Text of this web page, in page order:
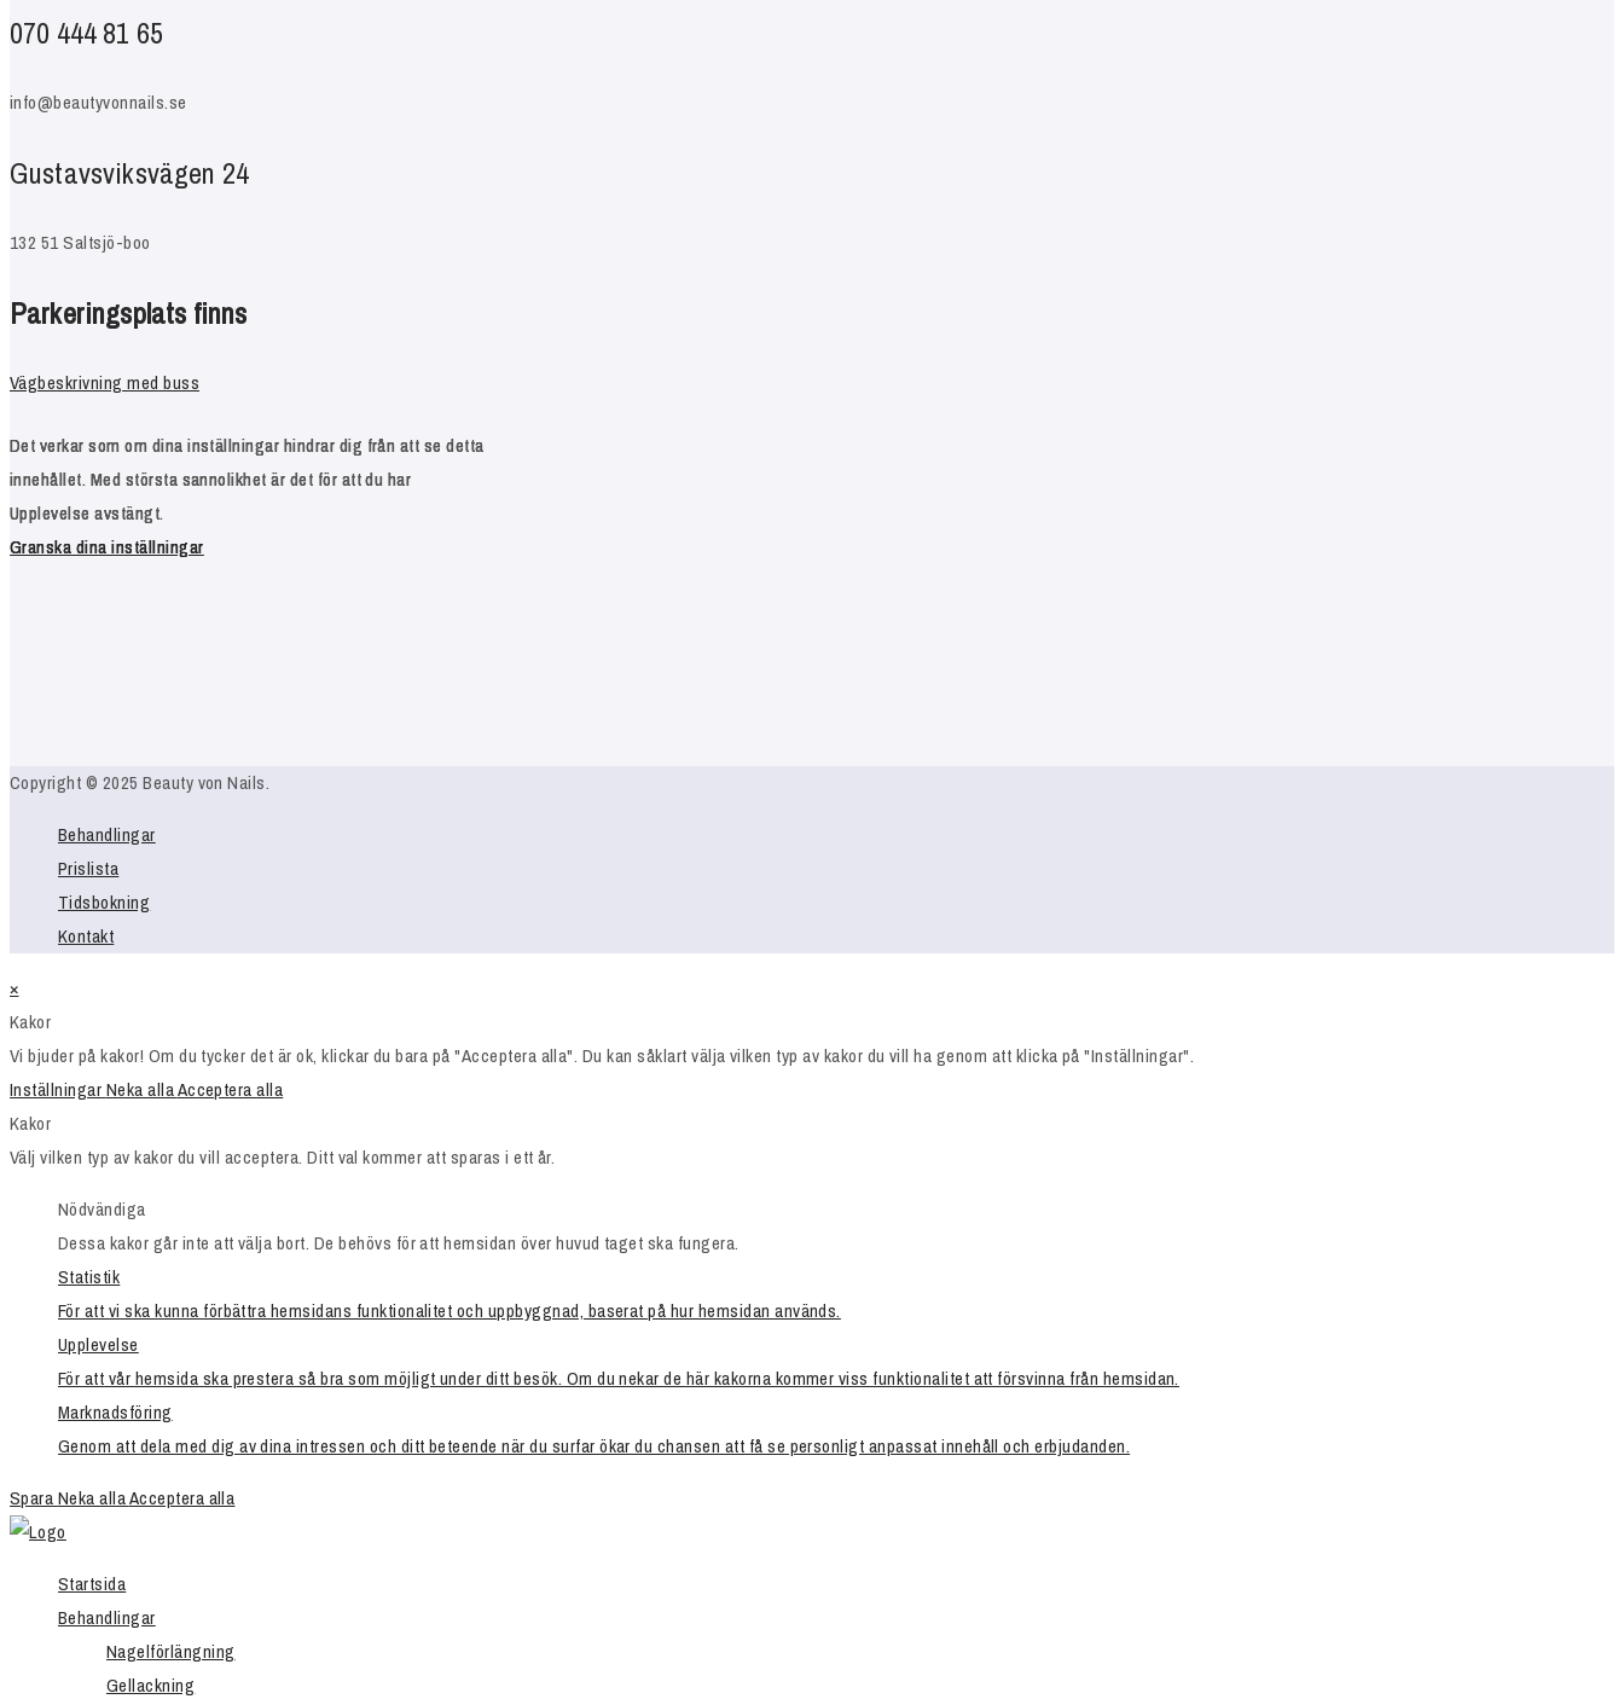
070 444 81 65
info@beautyvonnails.se
Gustavsviksvägen 24
132 51 Saltsjö-boo
Parkeringsplats finns
Vägbeskrivning med buss
Det verkar som om dina inställningar hindrar dig från att se detta
innehållet. Med största sannolikhet är det för att du har
Upplevelse avstängt.
Granska dina inställningar
Det verkar som om dina inställningar hindrar dig från att se detta
innehållet. Med största sannolikhet är det för att du har
Upplevelse avstängt.
Granska dina inställningar
Det verkar som om dina inställningar hindrar dig från att se detta
innehållet. Med största sannolikhet är det för att du har
Upplevelse avstängt.
Granska dina inställningar
Copyright © 2025 Beauty von Nails.
Behandlingar
Prislista
Tidsbokning
Kontakt
×
Kakor
Vi bjuder på kakor! Om du tycker det är ok, klickar du bara på "Acceptera alla". Du kan såklart välja vilken typ av kakor du vill ha genom att klicka på "Inställningar".
InställningarNeka allaAcceptera alla
Kakor
Välj vilken typ av kakor du vill acceptera. Ditt val kommer att sparas i ett år.
Nödvändiga
Dessa kakor går inte att välja bort. De behövs för att hemsidan över huvud taget ska fungera.
Statistik
För att vi ska kunna förbättra hemsidans funktionalitet och uppbyggnad, baserat på hur hemsidan används.
Upplevelse
För att vår hemsida ska prestera så bra som möjligt under ditt besök. Om du nekar de här kakorna kommer viss funktionalitet att försvinna från hemsidan.
Marknadsföring
Genom att dela med dig av dina intressen och ditt beteende när du surfar ökar du chansen att få se personligt anpassat innehåll och erbjudanden.
SparaNeka allaAcceptera alla
Startsida
Behandlingar
Nagelförlängning
Gellackning